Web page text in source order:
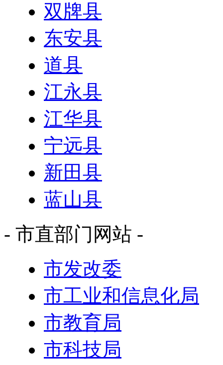
双牌县
东安县
道县
江永县
江华县
宁远县
新田县
蓝山县
- 市直部门网站 -
市发改委
市工业和信息化局
市教育局
市科技局